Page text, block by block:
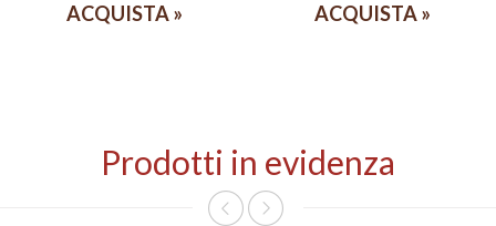
ACQUISTA ACQUISTA
Prodotti in evidenza
< >